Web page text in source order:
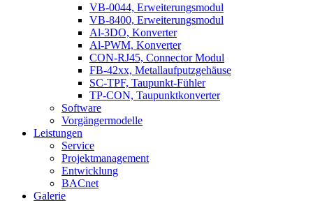
VB-0044, Erweiterungsmodul
VB-8400, Erweiterungsmodul
Al-3DO, Konverter
Al-PWM, Konverter
CON-RJ45, Connector Modul
FB-42xx, Metallaufputzgehäuse
SC-TPF, Taupunkt-Fühler
TP-CON, Taupunktkonverter
Software
Vorgängermodelle
Leistungen
Service
Projektmanagement
Entwicklung
BACnet
Galerie